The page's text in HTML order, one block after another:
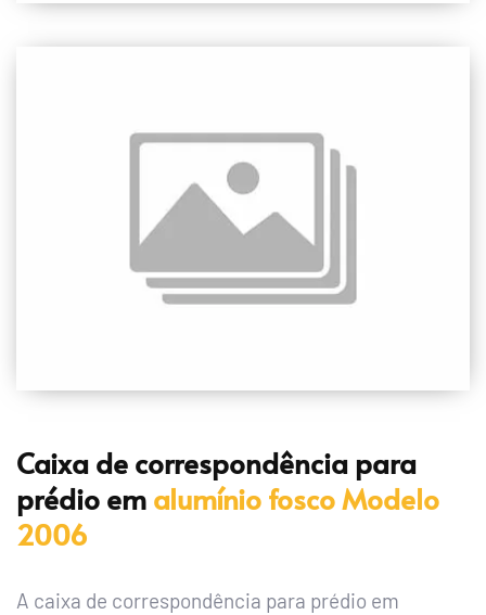
Caixa de correspondência para
prédio em alumínio fosco Modelo
2006
A caixa de correspondência para prédio em